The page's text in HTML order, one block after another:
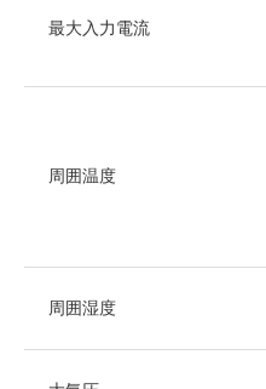
最大入力電流
周囲温度
周囲湿度